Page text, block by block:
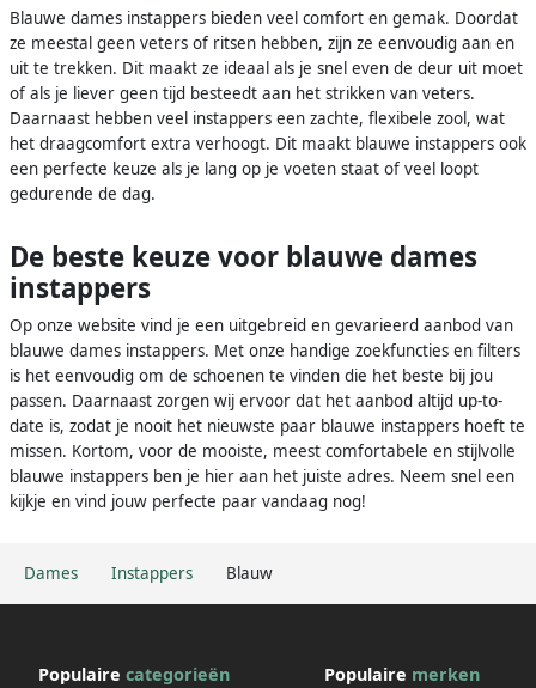
Dames Instappers Blauw
Blauwe dames instappers bieden veel comfort en gemak. Doordat
ze meestal geen veters of ritsen hebben, zijn ze eenvoudig aan en
uit te trekken. Dit maakt ze ideaal als je snel even de deur uit moet
of als je liever geen tijd besteedt aan het strikken van veters.
Daarnaast hebben veel instappers een zachte, flexibele zool, wat
het draagcomfort extra verhoogt. Dit maakt blauwe instappers ook
een perfecte keuze als je lang op je voeten staat of veel loopt
gedurende de dag.
De beste keuze voor blauwe dames
instappers
Op onze website vind je een uitgebreid en gevarieerd aanbod van
blauwe dames instappers. Met onze handige zoekfuncties en filters
is het eenvoudig om de schoenen te vinden die het beste bij jou
passen. Daarnaast zorgen wij ervoor dat het aanbod altijd up-to-
date is, zodat je nooit het nieuwste paar blauwe instappers hoeft te
missen. Kortom, voor de mooiste, meest comfortabele en stijlvolle
blauwe instappers ben je hier aan het juiste adres. Neem snel een
kijkje en vind jouw perfecte paar vandaag nog!
Populaire categorieën Populaire merken